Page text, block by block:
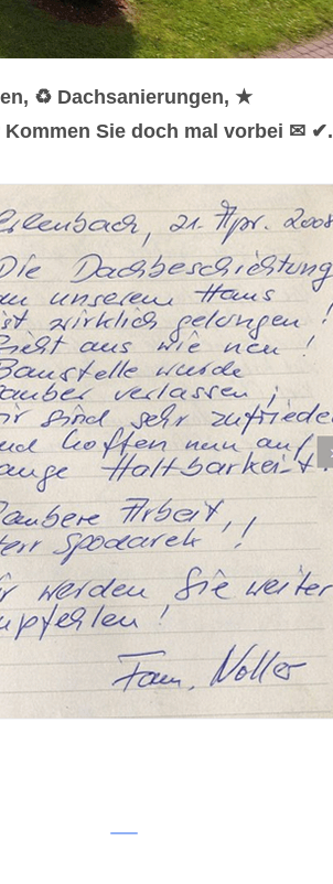
♻ Dachsanierungen, ★
Sie doch mal vorbei ✉ ✔.